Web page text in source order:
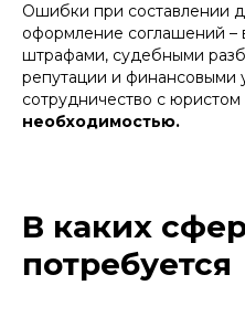
Ошибки при составлении
оформление соглашений –
штрафами, судебными
репутации и финансовыми
сотрудничество с юристом
необходимостью.
В каких
потребуется